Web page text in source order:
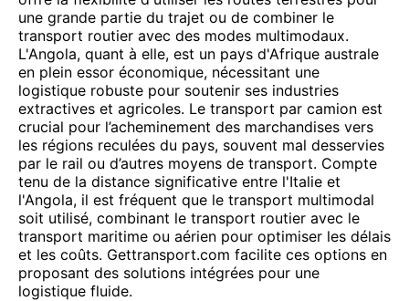
une grande partie du trajet ou de combiner le
transport routier avec des modes multimodaux.
L'Angola, quant à elle, est un pays d'Afrique australe
en plein essor économique, nécessitant une
logistique robuste pour soutenir ses industries
extractives et agricoles. Le transport par camion est
crucial pour l’acheminement des marchandises vers
les régions reculées du pays, souvent mal desservies
par le rail ou d’autres moyens de transport. Compte
tenu de la distance significative entre l'Italie et
l'Angola, il est fréquent que le transport multimodal
soit utilisé, combinant le transport routier avec le
transport maritime ou aérien pour optimiser les délais
et les coûts. Gettransport.com facilite ces options en
proposant des solutions intégrées pour une
logistique fluide.